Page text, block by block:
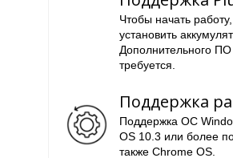
Чтобы начать
установить
Дополнительного ПО
требуется.
Поддержка
Поддержка ОС
OS 10.3 или более
также Chrome OS.